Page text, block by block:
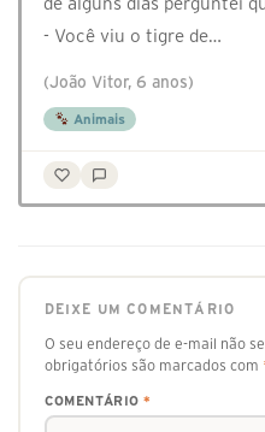
- Você viu o tigre de…
(João Vitor, 6 anos)
Animais
DEIXE UM COMENTÁRIO
O seu endereço de e-mail não
obrigatórios são marcados com
COMENTÁRIO *